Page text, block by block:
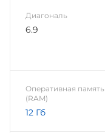
Диагональ
6.9
Оперативная память
(RAM)
12 Гб